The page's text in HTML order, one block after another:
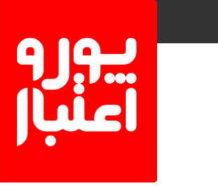
صفحه نخست فرهنگی و هنری
بررسی